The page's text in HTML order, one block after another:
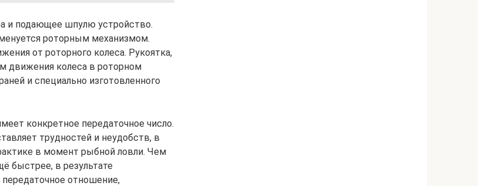
и подающее шпулю устройство.
роторным механизмом.
от роторного колеса. Рукоятка,
движения колеса в роторном
и специально изготовленного
конкретное передаточное число.
трудностей и неудобств, в
в момент рыбной ловли. Чем
быстрее, в результате
отношение,